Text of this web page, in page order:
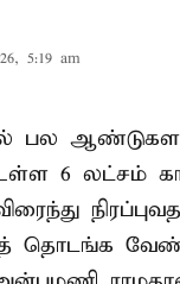
5:19 am
பல
6 லட்சம்
தொடங்க